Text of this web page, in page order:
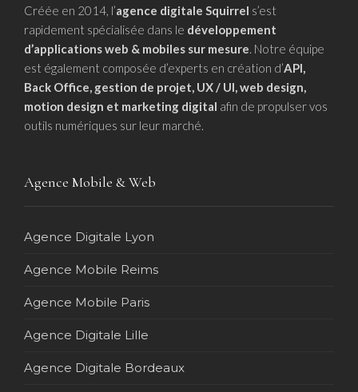
Créée en 2014, l’agence digitale Squirrel s’est
rapidement spécialisée dans le développement
d’applications web & mobiles sur mesure. Notre équipe
est également composée d’experts en création d’API,
Back Office, gestion de projet, UX / UI, web design,
motion design et marketing digital afin de propulser vos
outils numériques sur leur marché.
Agence Mobile & Web
Agence Digitale Lyon
Agence Mobile Reims
Agence Mobile Paris
Agence Digitale Lille
Agence Digitale Bordeaux